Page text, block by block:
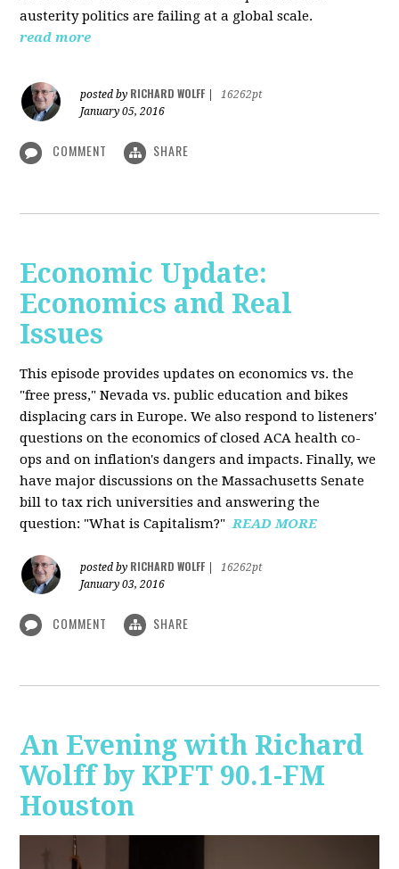
austerity politics are failing at a global scale.
read more
posted by RICHARD WOLFF
16262pt
January 05, 2016
COMMENT SHARE
Economic Update:
Economics and Real
Issues
This episode provides updates on economics vs. the
"free press," Nevada vs. public education and bikes
displacing cars in Europe. We also respond to listeners'
questions on the economics of closed ACA health co-
ops and on inflation's dangers and impacts. Finally, we
have major discussions on the Massachusetts Senate
bill to tax rich universities and answering the
question: "What is Capitalism?"READ MORE
posted by RICHARD WOLFF
16262pt
January 03, 2016
COMMENT SHARE
An Evening with Richard
Wolff by KPFT 90.1-FM
Houston